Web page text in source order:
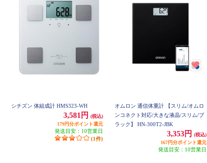
シチズン 体組成計 HMS323-WH
3,581円
(税込)
179円分ポイント還元
発送目安：10営業日
(1件)
オムロン 通信体重計 【スリム/オムロ
ンコネクト対応/大きな液晶/スリム/ブ
ラック】 HN-300T2-JBK
3,353円
(税込)
167円分ポイント還元
発送目安：10営業日